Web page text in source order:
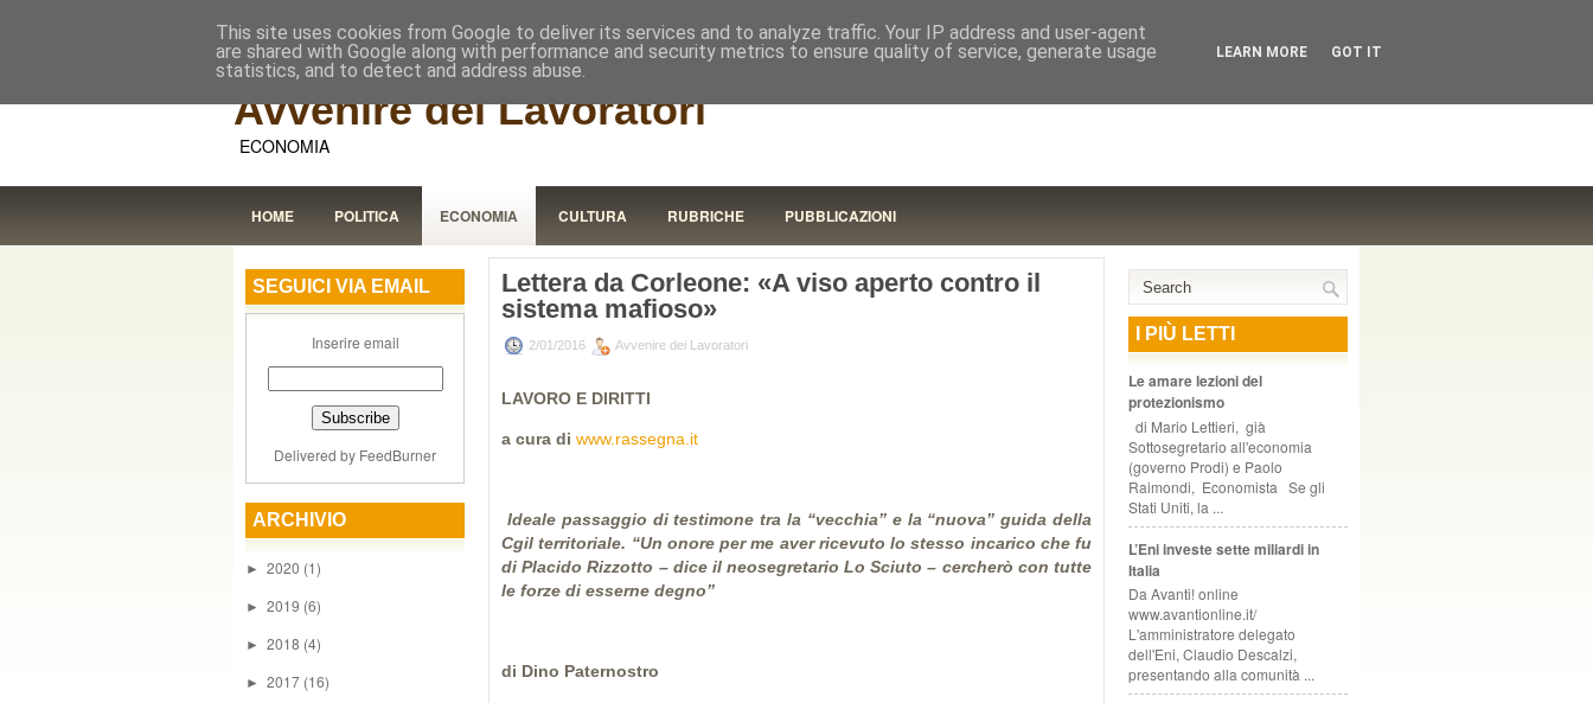
RISTORANTE COOPERATIVO, ZURIGO
Avvenire dei Lavoratori
ECONOMIA
HOME POLITICA ECONOMIA CULTURA RUBRICHE PUBBLICAZIONI
SEGUICI VIA EMAIL
Inserire email
Delivered by FeedBurner
ARCHIVIO
► 2020 (1)
► 2019 (6)
► 2018 (4)
► 2017 (16)
Lettera da Corleone: «A viso aperto contro il
sistema mafioso»
2/01/2016 Avvenire dei Lavoratori
LAVORO E DIRITTI
a cura di www.rassegna.it
Ideale passaggio di testimone tra la “vecchia” e la “nuova” guida della
Cgil territoriale. “Un onore per me aver ricevuto lo stesso incarico che fu
di Placido Rizzotto – dice il neosegretario Lo Sciuto – cercherò con tutte
le forze di esserne degno”
di Dino Paternostro
I PIÙ LETTI
Le amare lezioni del
protezionismo
di Mario Lettieri, già
Sottosegretario all'economia
(governo Prodi) e Paolo
Raimondi, Economista Se gli
Stati Uniti, la ...
L’Eni investe sette miliardi in
Italia
Da Avanti! online
www.avantionline.it/
L'amministratore delegato
dell'Eni, Claudio Descalzi,
presentando alla comunità ...
This site uses cookies from Google to deliver its services and to analyze traffic. Your IP address and user-agent
are shared with Google along with performance and security metrics to ensure quality of service, generate usage
statistics, and to detect and address abuse.
LEARN MORE GOT IT